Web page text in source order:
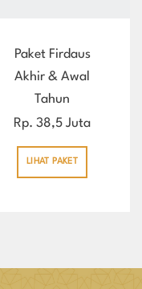
Paket Firdaus
Akhir & Awal
Tahun
Rp. 38,5 Juta
LIHAT PAKET